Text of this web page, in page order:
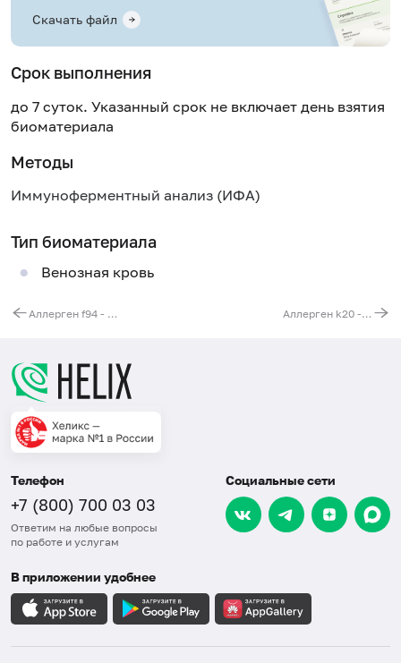
Скачать файл
Срок выполнения
до 7 суток. Указанный срок не включает день взятия
биоматериала
Методы
Иммуноферментный анализ (ИФА)
Тип биоматериала
Венозная кровь
Аллерген f94 - груша, IgE, ИФА Аллерген k20 - шерсть, IgE, ИФА
Телефон
+7 (800) 700 03 03
Ответим на любые вопросы
по работе и услугам
Социальные сети
В приложении удобнее